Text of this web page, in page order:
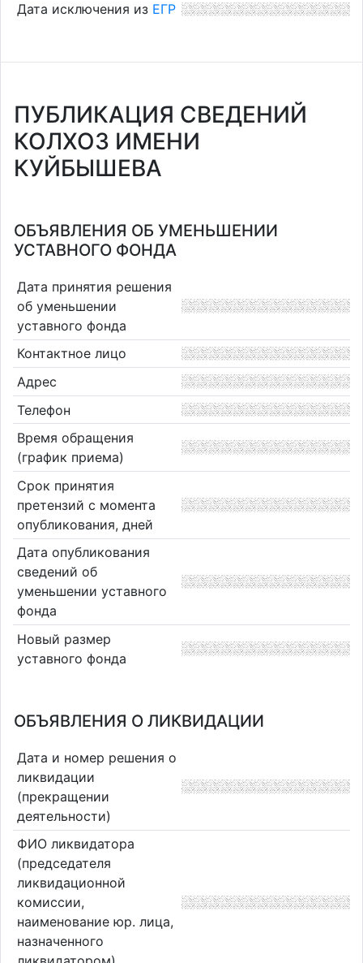
Дата исключения из ЕГР
ПУБЛИКАЦИЯ СВЕДЕНИЙ
КОЛХОЗ ИМЕНИ
КУЙБЫШЕВА
ОБЪЯВЛЕНИЯ ОБ УМЕНЬШЕНИИ
УСТАВНОГО ФОНДА
Дата принятия решения
об уменьшении
уставного фонда
Контактное лицо
Адрес
Телефон
Время обращения
(график приема)
Срок принятия
претензий с момента
опубликования, дней
Дата опубликования
сведений об
уменьшении уставного
фонда
Новый размер
уставного фонда
ОБЪЯВЛЕНИЯ О ЛИКВИДАЦИИ
Дата и номер решения о
ликвидации
(прекращении
деятельности)
ФИО ликвидатора
(председателя
ликвидационной
комиссии,
наименование юр. лица,
назначенного